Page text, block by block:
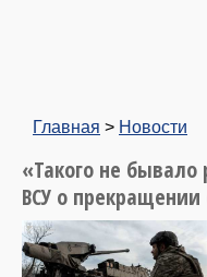
Главная > Новости
«Такого не
ВСУ о